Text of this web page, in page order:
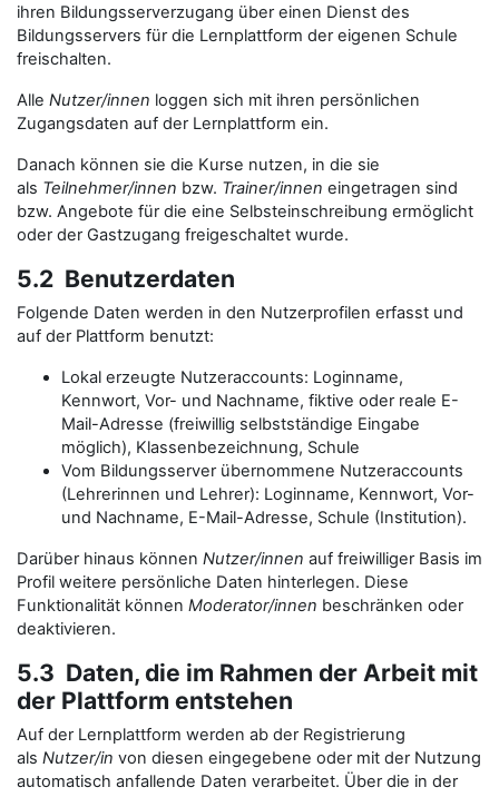
ihren Bildungsserverzugang über einen Dienst des
Bildungsservers für die Lernplattform der eigenen Schule
freischalten.
Alle Nutzer/innen loggen sich mit ihren persönlichen
Zugangsdaten auf der Lernplattform ein.
Danach können sie die Kurse nutzen, in die sie
als Teilnehmer/innen bzw. Trainer/innen eingetragen sind
bzw. Angebote für die eine Selbsteinschreibung ermöglicht
oder der Gastzugang freigeschaltet wurde.
5.2 Benutzerdaten
Folgende Daten werden in den Nutzerprofilen erfasst und
auf der Plattform benutzt:
Lokal erzeugte Nutzeraccounts: Loginname,
Kennwort, Vor- und Nachname, fiktive oder reale E-
Mail-Adresse (freiwillig selbstständige Eingabe
möglich), Klassenbezeichnung, Schule
Vom Bildungsserver übernommene Nutzeraccounts
(Lehrerinnen und Lehrer): Loginname, Kennwort, Vor-
und Nachname, E-Mail-Adresse, Schule (Institution).
Darüber hinaus können Nutzer/innen auf freiwilliger Basis im
Profil weitere persönliche Daten hinterlegen. Diese
Funktionalität können Moderator/innen beschränken oder
deaktivieren.
5.3 Daten, die im Rahmen der Arbeit mit
der Plattform entstehen
Auf der Lernplattform werden ab der Registrierung
als Nutzer/in von diesen eingegebene oder mit der Nutzung
automatisch anfallende Daten verarbeitet. Über die in der